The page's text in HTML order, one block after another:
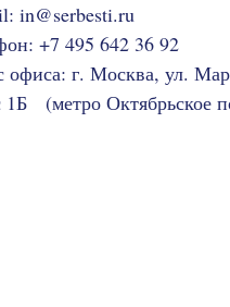
in@serbesti.ru
+7 495 642 36 92
офиса: г. Москва, ул.
1Б (метро Октябрьское